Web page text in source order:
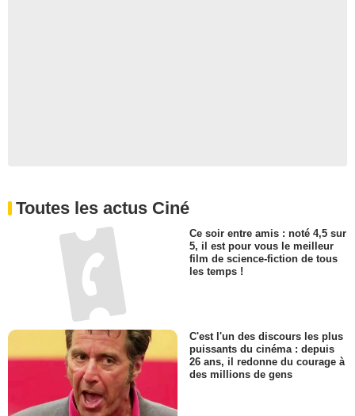
Toutes les actus Ciné
Ce soir entre amis : noté 4,5 sur
5, il est pour vous le meilleur
film de science-fiction de tous
les temps !
C'est l'un des discours les plus
puissants du cinéma : depuis
26 ans, il redonne du courage à
des millions de gens